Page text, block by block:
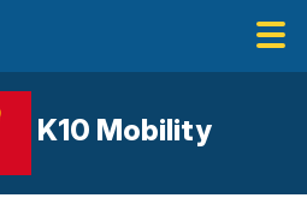
K10 Mobility